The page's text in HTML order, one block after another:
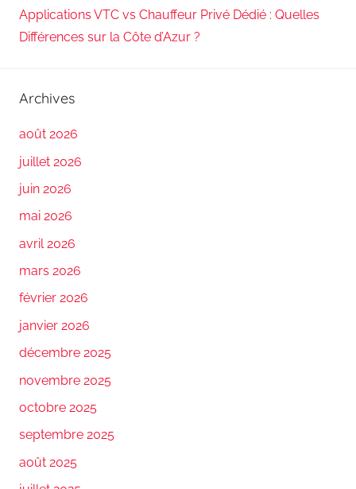
Applications VTC vs Chauffeur Privé Dédié : Quelles
Différences sur la Côte d’Azur ?
Archives
août 2026
juillet 2026
juin 2026
mai 2026
avril 2026
mars 2026
février 2026
janvier 2026
décembre 2025
novembre 2025
octobre 2025
septembre 2025
août 2025